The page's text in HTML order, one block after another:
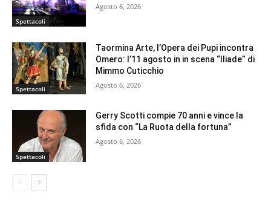
Spettacoli
Agosto 6, 2026
Spettacoli
Taormina Arte, l’Opera dei Pupi incontra
Omero: l’11 agosto in in scena “Iliade” di
Mimmo Cuticchio
Agosto 6, 2026
Spettacoli
Gerry Scotti compie 70 anni e vince la
sfida con “La Ruota della fortuna”
Agosto 6, 2026